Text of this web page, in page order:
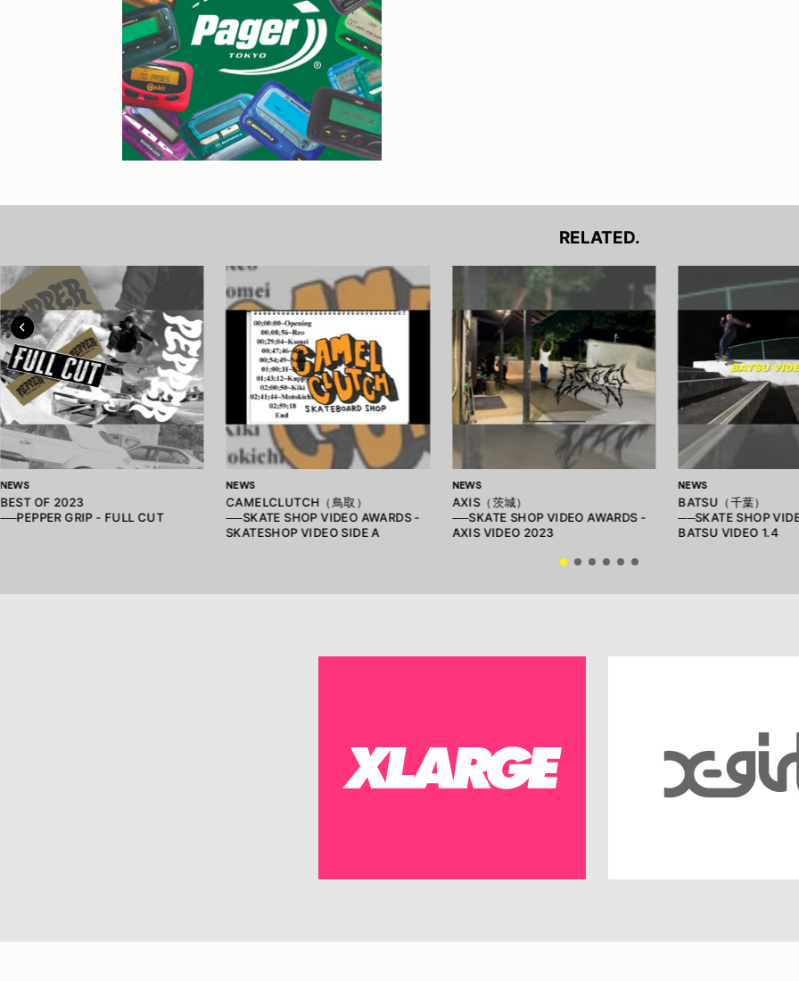
RELATED.
NEWS
BEST OF 2023
──PEPPER GRIP - FULL CUT
NEWS
CAMELCLUTCH（鳥取）
──SKATE SHOP VIDEO AWARDS -
SKATESHOP VIDEO SIDE A
NEWS
AXIS（茨城）
──SKATE SHOP VIDEO AWARDS -
AXIS VIDEO 2023
NEWS
BATSU（千葉）
──SKATE SHOP
BATSU VIDEO 1.4